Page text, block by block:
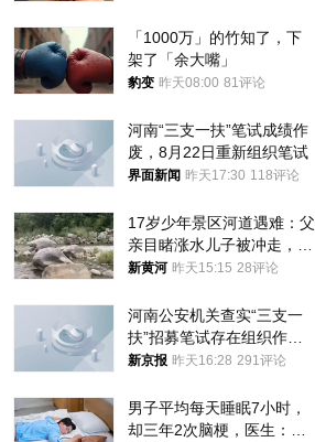
「1000万」的竹知了，下
架了「余大嘴」
豹变 昨天08:00 81评论
河南“三支一扶”笔试成绩作
废，8月22日重新组织笔试
界面新闻 昨天17:30 118评论
17岁少年景区河道遇难：父
亲目睹涨水儿子被冲走，当
地排除上游泄洪，家属盼厘
新黄河 昨天15:15 28评论
河南公安机关查实“三支一
扶”招募笔试存在组织作弊
犯罪行为
新京报 昨天16:28 291评论
男子平均每天睡眠7小时，
却三年2次脑梗，医生：这